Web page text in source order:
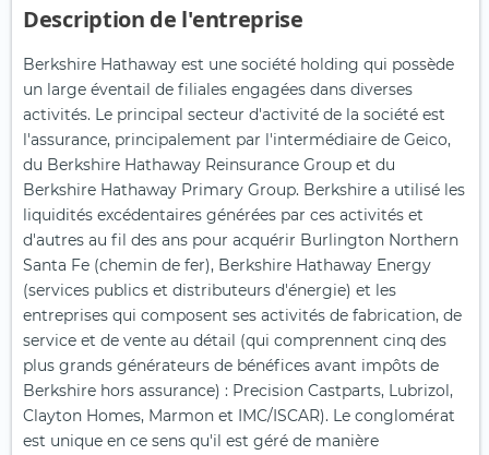
Description de l'entreprise
Berkshire Hathaway est une société holding qui possède
un large éventail de filiales engagées dans diverses
activités. Le principal secteur d'activité de la société est
l'assurance, principalement par l'intermédiaire de Geico,
du Berkshire Hathaway Reinsurance Group et du
Berkshire Hathaway Primary Group. Berkshire a utilisé les
liquidités excédentaires générées par ces activités et
d'autres au fil des ans pour acquérir Burlington Northern
Santa Fe (chemin de fer), Berkshire Hathaway Energy
(services publics et distributeurs d'énergie) et les
entreprises qui composent ses activités de fabrication, de
service et de vente au détail (qui comprennent cinq des
plus grands générateurs de bénéfices avant impôts de
Berkshire hors assurance) : Precision Castparts, Lubrizol,
Clayton Homes, Marmon et IMC/ISCAR). Le conglomérat
est unique en ce sens qu'il est géré de manière